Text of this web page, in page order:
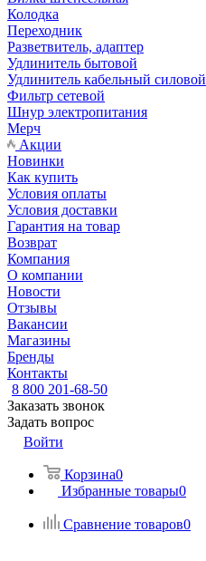
Колодка
Переходник
Разветвитель, адаптер
Удлинитель бытовой
Удлинитель кабельный силовой
Фильтр сетевой
Шнур электропитания
Мерч
Акции
Новинки
Как купить
Условия оплаты
Условия доставки
Гарантия на товар
Возврат
Компания
О компании
Новости
Отзывы
Вакансии
Магазины
Бренды
Контакты
8 800 201-68-50
Заказать звонок
Задать вопрос
Войти
Корзина0
Избранные товары0
Сравнение товаров0